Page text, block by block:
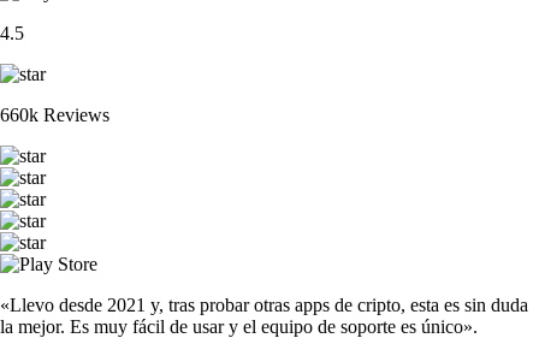
4.5
660k Reviews
«Llevo desde 2021 y, tras probar otras apps de cripto, esta es sin duda
la mejor. Es muy fácil de usar y el equipo de soporte es único».